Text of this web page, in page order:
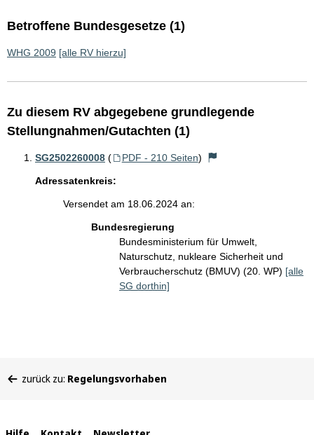
Betroffene Bundesgesetze (1)
WHG 2009 [alle RV hierzu]
Zu diesem RV abgegebene grundlegende
Stellungnahmen/Gutachten (1)
SG2502260008 ( PDF - 210 Seiten)
Adressatenkreis:
Versendet am 18.06.2024 an:
Bundesregierung
Bundesministerium für Umwelt,
Naturschutz, nukleare Sicherheit und
Verbraucherschutz (BMUV) (20. WP) [alle
SG dorthin]
befinden
zurück zu: Regelungsvorhaben